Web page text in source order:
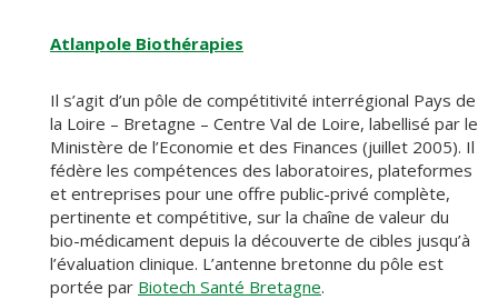
Atlanpole Biothérapies
Il s’agit d’un pôle de compétitivité interrégional Pays de
la Loire – Bretagne – Centre Val de Loire, labellisé par le
Ministère de l’Economie et des Finances (juillet 2005). Il
fédère les compétences des laboratoires, plateformes
et entreprises pour une offre public-privé complète,
pertinente et compétitive, sur la chaîne de valeur du
bio-médicament depuis la découverte de cibles jusqu’à
l’évaluation clinique. L’antenne bretonne du pôle est
portée par Biotech Santé Bretagne.